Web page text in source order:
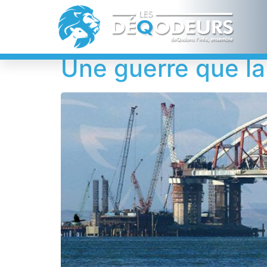
Étiquette :
Une guerre que